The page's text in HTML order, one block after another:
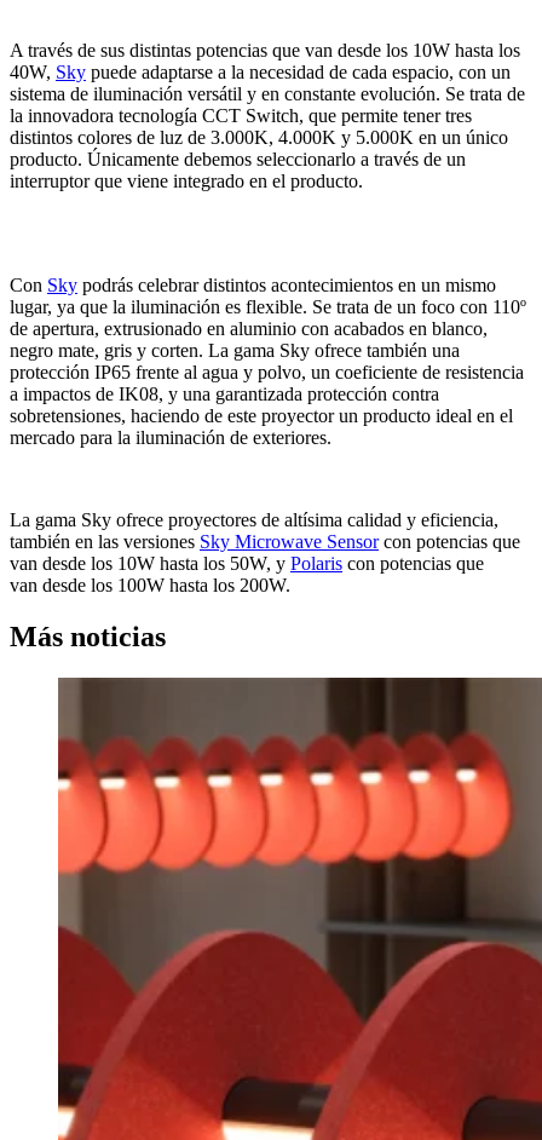
A través de sus distintas potencias que van desde los 10W hasta los
40W, Sky puede adaptarse a la necesidad de cada espacio, con un
sistema de iluminación versátil y en constante evolución. Se trata de
la innovadora tecnología CCT Switch, que permite tener tres
distintos colores de luz de 3.000K, 4.000K y 5.000K en un único
producto. Únicamente debemos seleccionarlo a través de un
interruptor que viene integrado en el producto.
Con Sky podrás celebrar distintos acontecimientos en un mismo
lugar, ya que la iluminación es flexible. Se trata de un foco con 110º
de apertura, extrusionado en aluminio con acabados en blanco,
negro mate, gris y corten. La gama Sky ofrece también una
protección IP65 frente al agua y polvo, un coeficiente de resistencia
a impactos de IK08, y una garantizada protección contra
sobretensiones, haciendo de este proyector un producto ideal en el
mercado para la iluminación de exteriores.
La gama Sky ofrece proyectores de altísima calidad y eficiencia,
también en las versiones Sky Microwave Sensorcon potencias que
van desde los 10W hasta los 50W, y Polaris con potencias que
van desde los 100W hasta los 200W.
Más noticias